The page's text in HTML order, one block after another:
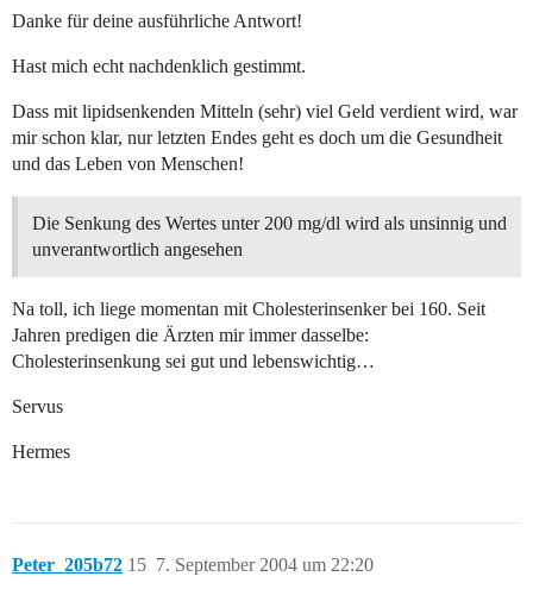
Danke für deine ausführliche Antwort!
Hast mich echt nachdenklich gestimmt.
Dass mit lipidsenkenden Mitteln (sehr) viel Geld verdient wird, war
mir schon klar, nur letzten Endes geht es doch um die Gesundheit
und das Leben von Menschen!
Die Senkung des Wertes unter 200 mg/dl wird als unsinnig und
unverantwortlich angesehen
Na toll, ich liege momentan mit Cholesterinsenker bei 160. Seit
Jahren predigen die Ärzten mir immer dasselbe:
Cholesterinsenkung sei gut und lebenswichtig…
Servus
Hermes
Peter_205b72 7. September 2004 um 22:20
15